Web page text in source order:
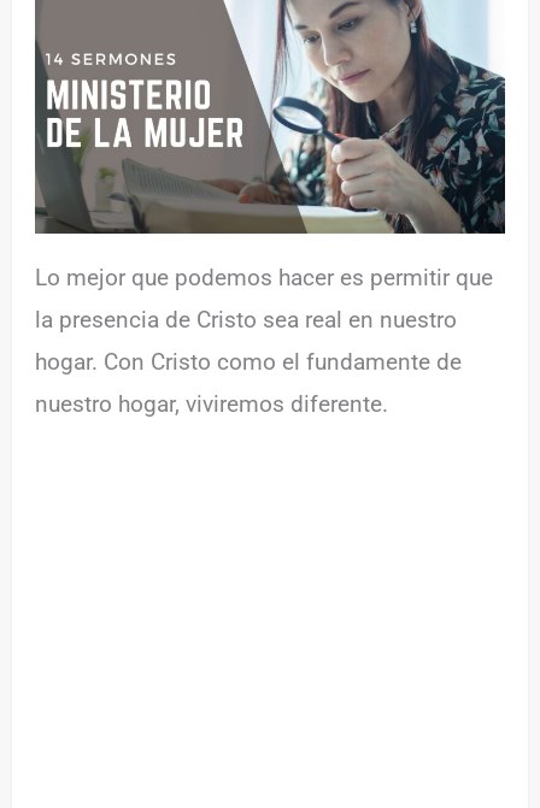
Lo mejor que podemos hacer es permitir que
la presencia de Cristo sea real en nuestro
hogar. Con Cristo como el fundamente de
nuestro hogar, viviremos diferente.